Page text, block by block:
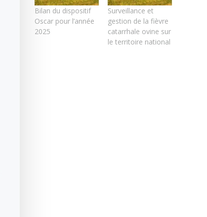
Bilan du dispositif
Oscar pour l’année
2025
Surveillance et
gestion de la fièvre
catarrhale ovine sur
le territoire national